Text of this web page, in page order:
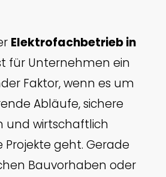
Elektrofachbetrieb in
für Unternehmen ein
Faktor, wenn es um
Abläufe, sichere
und wirtschaftlich
Projekte geht. Gerade
Bauvorhaben oder